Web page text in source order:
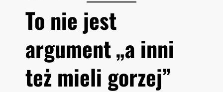
To nie jest
argument „a inni
też mieli gorzej”